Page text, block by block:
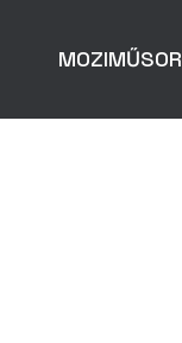
MOZIMŰSOR